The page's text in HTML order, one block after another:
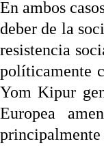
En ambos
deber de la
resistencia
políticamente
Yom Kipur
Europea